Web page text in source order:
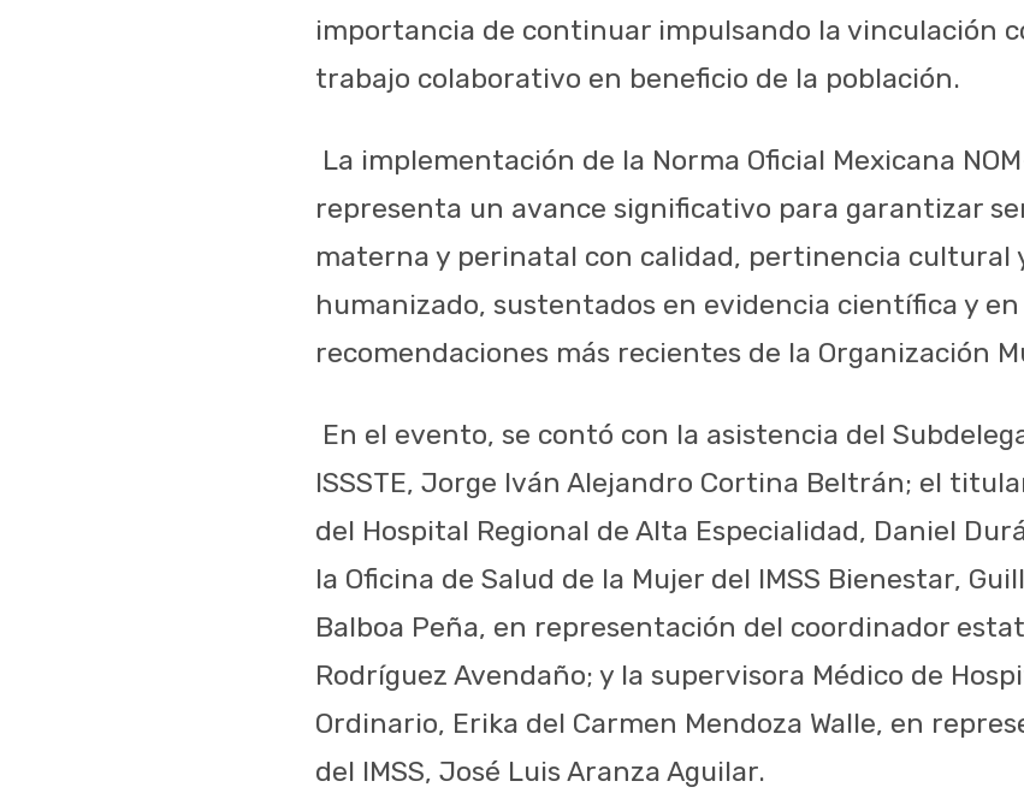
importancia de continuar impulsando la vinculación
trabajo colaborativo en beneficio de la población.
La implementación de la Norma Oficial Mexicana
representa un avance significativo para garantizar
materna y perinatal con calidad, pertinencia cultural
humanizado, sustentados en evidencia científica y en
recomendaciones más recientes de la Organización
En el evento, se contó con la asistencia del
ISSSTE, Jorge Iván Alejandro Cortina Beltrán; el
del Hospital Regional de Alta Especialidad, Daniel
la Oficina de Salud de la Mujer del IMSS Bienestar,
Balboa Peña, en representación del coordinador
Rodríguez Avendaño; y la supervisora Médico de
Ordinario, Erika del Carmen Mendoza Walle, en
del IMSS, José Luis Aranza Aguilar.